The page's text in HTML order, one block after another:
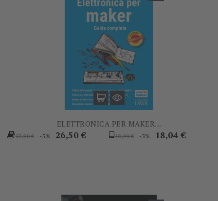
ELETTRONICA PER MAKER...
Prezzo
27,90 € -5% Prezzo
26,50 €
Prezzo
18,99 € -5% Prezzo
18,04 €